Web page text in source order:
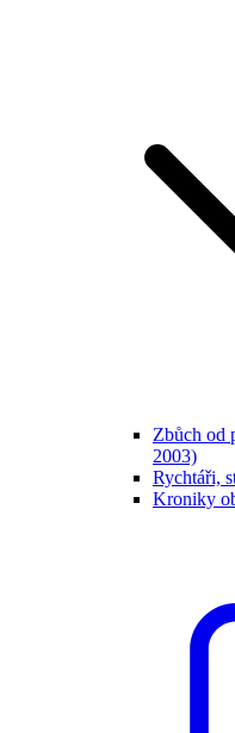
Zbůch od
2003)
Rychtáři,
Kroniky